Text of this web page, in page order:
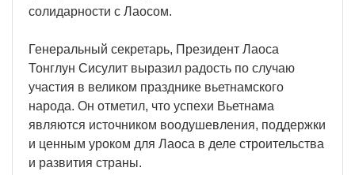
солидарности с Лаосом.
Генеральный секретарь, Президент Лаоса
Тонглун Сисулит выразил радость по случаю
участия в великом празднике вьетнамского
народа. Он отметил, что успехи Вьетнама
являются источником воодушевления, поддержки
и ценным уроком для Лаоса в деле строительства
и развития страны.